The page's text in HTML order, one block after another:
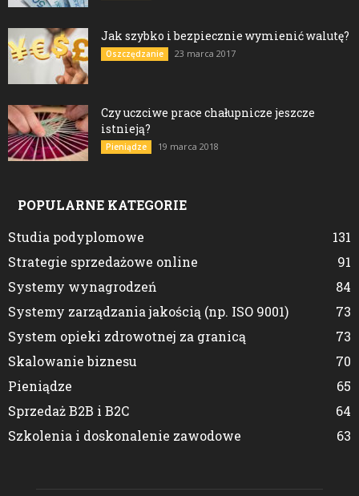
Jak szybko i bezpiecznie wymienić walutę?
Oszczędzanie 23 marca 2017
Czy uczciwe prace chałupnicze jeszcze
istnieją?
Pieniądze 19 marca 2018
POPULARNE KATEGORIE
Studia podyplomowe
131
Strategie sprzedażowe online
91
Systemy wynagrodzeń
84
Systemy zarządzania jakością (np. ISO 9001)
73
System opieki zdrowotnej za granicą
73
Skalowanie biznesu
70
Pieniądze
65
Sprzedaż B2B i B2C
64
Szkolenia i doskonalenie zawodowe
63